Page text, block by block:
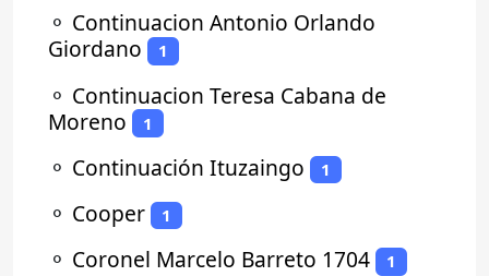
⚬ Continuacion Antonio Orlando
Giordano
1
⚬ Continuacion Teresa Cabana de
Moreno
1
⚬ Continuación Ituzaingo 1
⚬ Cooper 1
⚬ Coronel Marcelo Barreto 1704 1